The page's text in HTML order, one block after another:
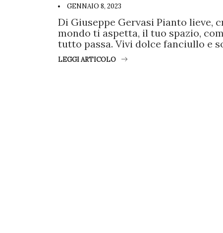
GENNAIO 8, 2023
Di Giuseppe Gervasi Pianto lieve,
mondo ti aspetta, il tuo spazio,
tutto passa. Vivi dolce fanciullo e
LEGGI ARTICOLO